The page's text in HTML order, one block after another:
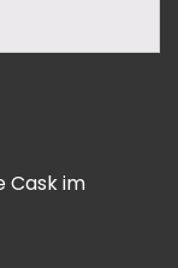
Cask im